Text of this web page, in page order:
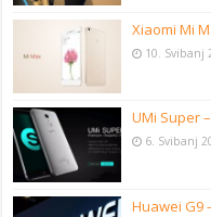
Xiaomi Mi
10. Svibanj
UMi Super
6. Svibanj
Huawei G9